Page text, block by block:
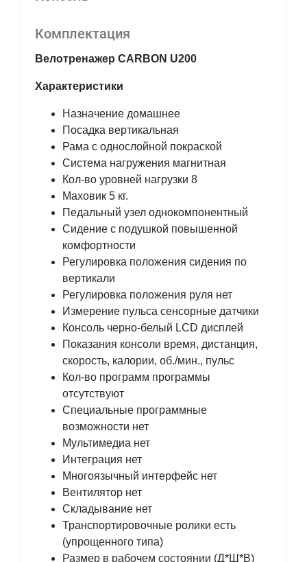
Комплектация
Велотренажер CARBON U200
Характеристики
Назначение домашнее
Посадка вертикальная
Рама с однослойной покраской
Система нагружения магнитная
Кол-во уровней нагрузки 8
Маховик 5 кг.
Педальный узел однокомпонентный
Сидение с подушкой повышенной
комфортности
Регулировка положения сидения по
вертикали
Регулировка положения руля нет
Измерение пульса сенсорные датчики
Консоль черно-белый LCD дисплей
Показания консоли время, дистанция,
скорость, калории, об./мин., пульс
Кол-во программ программы
отсутствуют
Специальные программные
возможности нет
Мультимедиа нет
Интеграция нет
Многоязычный интерфейс нет
Вентилятор нет
Складывание нет
Транспортировочные ролики есть
(упрощенного типа)
Размер в рабочем состоянии (Д*Ш*В)